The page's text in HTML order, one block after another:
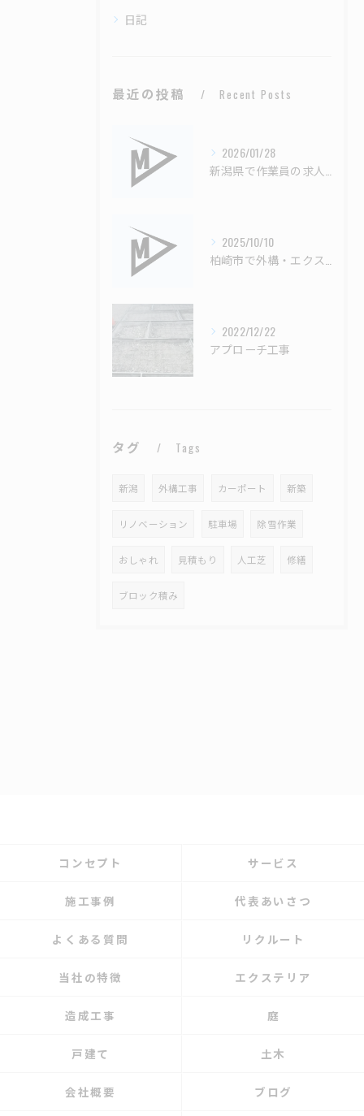
日記
最近の投稿 Recent Posts
2026/01/28
2025/10/10
2022/12/22
アプローチ工事
タグ Tags
新潟 外構工事 カーポート 新築
リノベーション 駐車場 除雪作業
おしゃれ 見積もり 人工芝 修繕
ブロック積み
コンセプト サービス
施工事例 代表あいさつ
よくある質問 リクルート
当社の特徴 エクステリア
造成工事 庭
戸建て 土木
会社概要 ブログ